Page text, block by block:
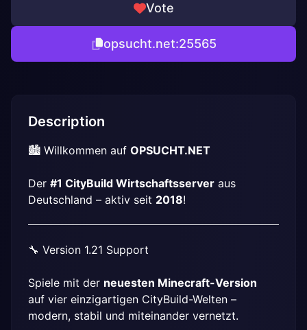
Vote
opsucht.net:25565
Description
🏙️ Willkommen auf OPSUCHT.NET
Der #1 CityBuild Wirtschaftsserver aus
Deutschland – aktiv seit 2018!
🔧 Version 1.21 Support
Spiele mit der neuesten Minecraft-Version
auf vier einzigartigen CityBuild-Welten –
modern, stabil und miteinander vernetzt.